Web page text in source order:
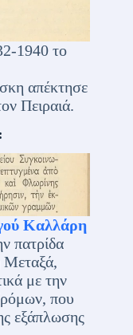
1940 το
απέκτησε
Πειραιά.
Καλλάρη
πατρίδα
Μεταξά,
με την
που
εξάπλωσης